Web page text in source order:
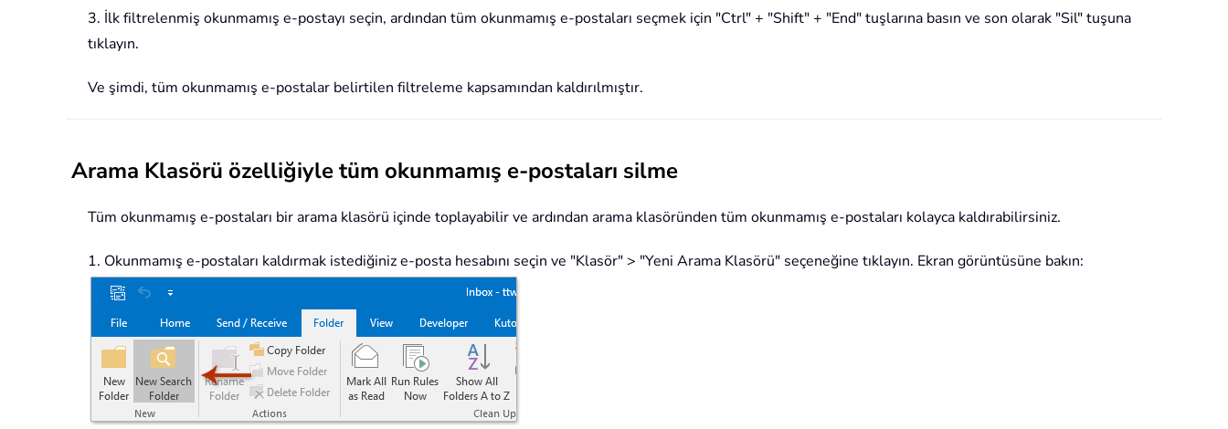
3. İlk filtrelenmiş okunmamış e-postayı seçin, ardından tüm okunmamış e-postaları seçmek için "Ctrl" + "Shift" + "End" tuşlarına basın ve son olarak "Sil" tuşuna
tıklayın.
Ve şimdi, tüm okunmamış e-postalar belirtilen filtreleme kapsamından kaldırılmıştır.
Arama Klasörü özelliğiyle tüm okunmamış e-postaları silme
Tüm okunmamış e-postaları bir arama klasörü içinde toplayabilir ve ardından arama klasöründen tüm okunmamış e-postaları kolayca kaldırabilirsiniz.
1. Okunmamış e-postaları kaldırmak istediğiniz e-posta hesabını seçin ve "Klasör" > "Yeni Arama Klasörü" seçeneğine tıklayın. Ekran görüntüsüne bakın: